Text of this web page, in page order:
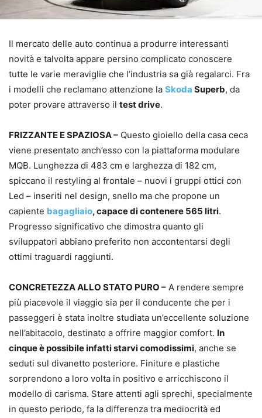
Il mercato delle auto continua a produrre interessanti
novità e talvolta appare persino complicato conoscere
tutte le varie meraviglie che l’industria sa già regalarci. Fra
i modelli che reclamano attenzione la Skoda Superb, da
poter provare attraverso il test drive.
FRIZZANTE E SPAZIOSA – Questo gioiello della casa ceca
viene presentato anch’esso con la piattaforma modulare
MQB. Lunghezza di 483 cm e larghezza di 182 cm,
spiccano il restyling al frontale – nuovi i gruppi ottici con
Led – inseriti nel design, snello ma che propone un
capiente bagagliaio, capace di contenere 565 litri.
Progresso significativo che dimostra quanto gli
sviluppatori abbiano preferito non accontentarsi degli
ottimi traguardi raggiunti.
CONCRETEZZA ALLO STATO PURO – A rendere sempre
più piacevole il viaggio sia per il conducente che per i
passeggeri è stata inoltre studiata un’eccellente soluzione
nell’abitacolo, destinato a offrire maggior comfort. In
cinque è possibile infatti starvi comodissimi, anche se
seduti sul divanetto posteriore. Finiture e plastiche
sorprendono a loro volta in positivo e arricchiscono il
modello di carisma. Stare attenti agli sprechi, specialmente
in questo periodo, fa la differenza tra mediocrità ed